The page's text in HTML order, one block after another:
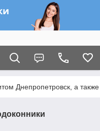
Днепропетровск, а